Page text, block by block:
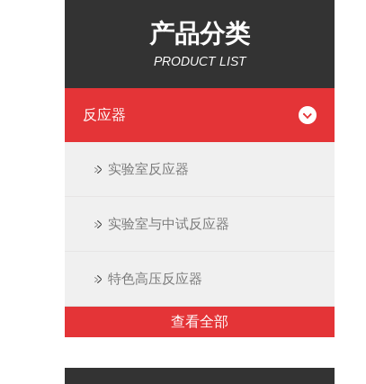
产品分类
PRODUCT LIST
反应器
实验室反应器
实验室与中试反应器
特色高压反应器
查看全部